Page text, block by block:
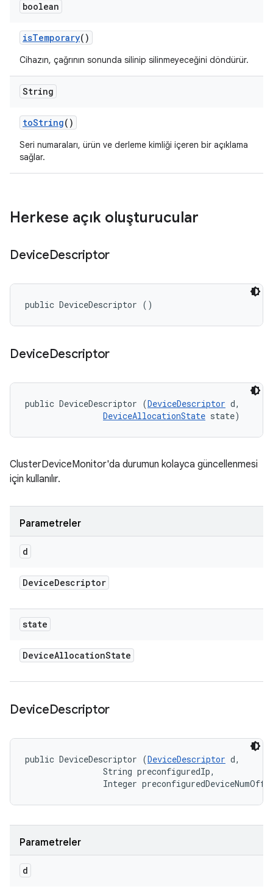
boolean
isTemporary()
Cihazın, çağrının sonunda silinip silinmeyeceğini döndürür.
String
toString()
Seri numaraları, ürün ve derleme kimliği içeren bir açıklama
sağlar.
Herkese açık oluşturucular
DeviceDescriptor
public DeviceDescriptor ()
DeviceDescriptor
public DeviceDescriptor (DeviceDescriptor d,
DeviceAllocationState state)
ClusterDeviceMonitor'da durumun kolayca güncellenmesi
için kullanılır.
Parametreler
d
DeviceDescriptor
state
DeviceAllocationState
DeviceDescriptor
public DeviceDescriptor (DeviceDescriptor d,
                String preconfiguredIp,
Integer
Parametreler
d